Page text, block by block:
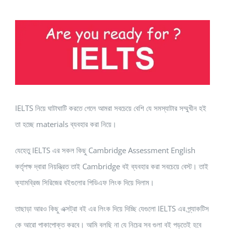
IELTS নিয়ে ঘাটাঘাটি করতে গেলে আমরা সবচেয়ে বেশি যে সমস্যাটার সম্মুখীন হই
তা হচ্ছে materials ব্যবহার করা নিয়ে।
যেহেতু IELTS এর সকল কিছু Cambridge Assessment English
কর্তৃপক্ষ দ্বারা নিয়ন্ত্রিত তাই Cambridge বই ব্যবহার করা সবচেয়ে বেস্ট। তাই
ক্যামব্রিজ সিরিজের বইগুলোর পিডিএফ লিংক দিয়ে দিলাম।
তাছাড়া আরও কিছু এক্সট্রা বই এর লিংক দিয়ে দিচ্ছি যেগুলো IELTS এর প্র্যাকটিস
কে আরো পাকাপোক্ত করবে। আমি বলছি না যে নিচের সব গুলা বই পড়তেই হবে